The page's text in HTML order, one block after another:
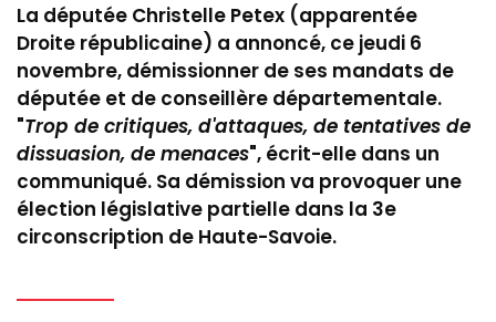
La députée Christelle Petex (apparentée
Droite républicaine) a annoncé, ce jeudi 6
novembre, démissionner de ses mandats de
députée et de conseillère départementale.
"Trop de critiques, d'attaques, de tentatives de
dissuasion, de menaces", écrit-elle dans un
communiqué. Sa démission va provoquer une
élection législative partielle dans la 3e
circonscription de Haute-Savoie.